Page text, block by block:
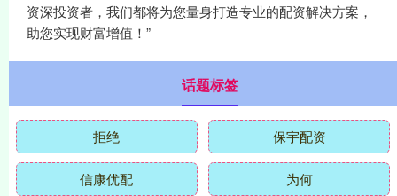
资深投资者，我们都将为您量身打造专业的配资解决方案，
助您实现财富增值！”
话题标签
拒绝 保宇配资
信康优配 为何